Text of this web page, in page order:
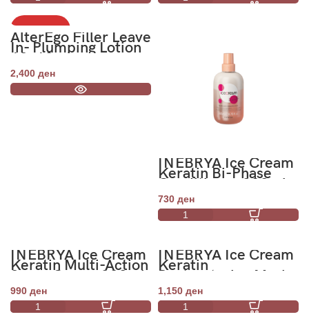
AlterEgo Filler Leave
In- Plumping Lotion
12x10ml
2,400 ден
INEBRYA Ice Cream
Keratin Bi-Phase
Conditioner 200ml
730 ден
INEBRYA Ice Cream
Keratin Multi-Action
Spray Cream 200ml
990 ден
INEBRYA Ice Cream
Keratin
Restructuring Mask
1000ml
1,150 ден